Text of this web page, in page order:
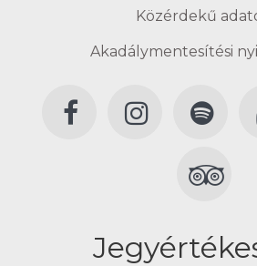
Közérdekű
Akadálymentesítési